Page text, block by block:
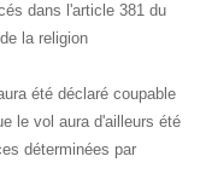
dans l'article 381 du
la religion
été déclaré coupable
le vol aura d'ailleurs été
déterminées par